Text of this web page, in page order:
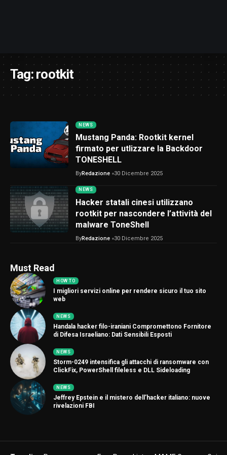
Tag:rootkit
NEWS
Mustang Panda: Rootkit kernel
firmato per utlizzare la Backdoor
TONESHELL
ByRedazione 30 Dicembre 2025
NEWS
Hacker statali cinesi utilizzano
rootkit per nascondere l’attività del
malware ToneShell
ByRedazione 30 Dicembre 2025
Must Read
HOW TO
I migliori servizi online per rendere sicuro il tuo sito
web
NEWS
Handala hacker filo-iraniani Compromettono Fornitore
di Difesa Israeliano: Dati Sensibili Esposti
NEWS
Storm-0249 intensifica gli attacchi di ransomware con
ClickFix, PowerShell fileless e DLL Sideloading
NEWS
Jeffrey Epstein e il mistero dell’hacker italiano: nuove
rivelazioni FBI